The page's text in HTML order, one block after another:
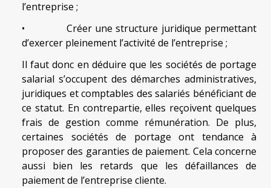
l’entreprise ;
• Créer une structure juridique permettant
d’exercer pleinement l’activité de l’entreprise ;
Il faut donc en déduire que les sociétés de portage
salarial s’occupent des démarches administratives,
juridiques et comptables des salariés bénéficiant de
ce statut. En contrepartie, elles reçoivent quelques
frais de gestion comme rémunération. De plus,
certaines sociétés de portage ont tendance à
proposer des garanties de paiement. Cela concerne
aussi bien les retards que les défaillances de
paiement de l’entreprise cliente.